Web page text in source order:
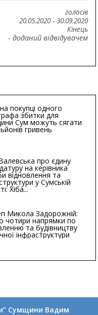
голосів
20.05.2020- 30.09.2020
Кінець
- доданий відвідувачем
покупці одного
збитки для
Сум можуть сягати
гривень
про єдину
на керівника
відновлення та
у Сумській
Хіба...
Микола Задорожній:
чотири напрямки по
та будівництву
інфраструктури
Сумщини Вадим